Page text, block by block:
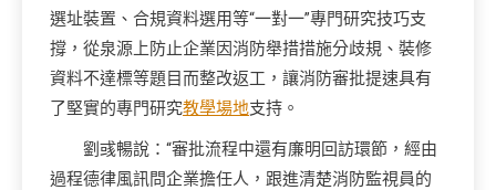
選址裝置、合規資料選用等“一對一”專門研究技巧支
撐，從泉源上防止企業因消防舉措措施分歧規、裝修
資料不達標等題目而整改返工，讓消防審批提速具有
了堅實的專門研究教學場地支持。
劉彧暢說：“審批流程中還有廉明回訪環節，經由
過程德律風訊問企業擔任人，跟進清楚消防監視員的